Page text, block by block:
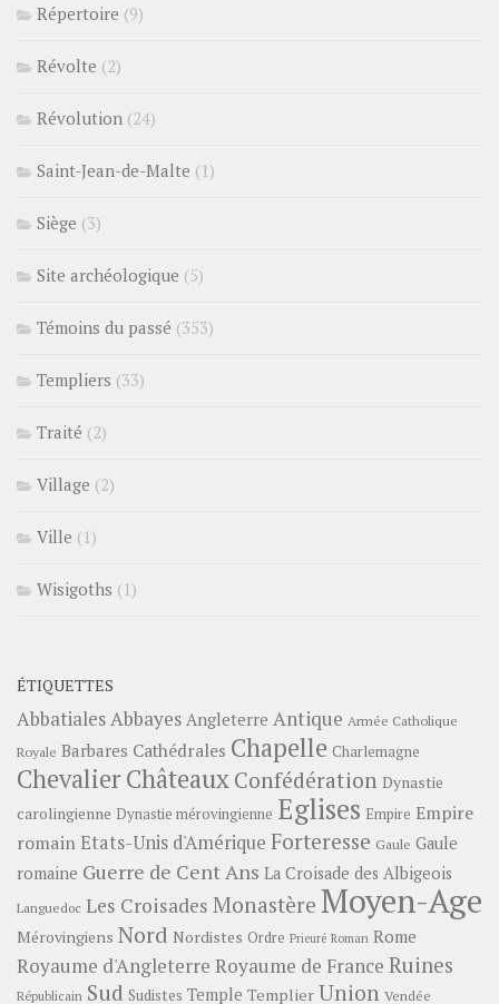
Répertoire (9)
Révolte (2)
Révolution (24)
Saint-Jean-de-Malte (1)
Siège (3)
Site archéologique (5)
Témoins du passé (353)
Templiers (33)
Traité (2)
Village (2)
Ville (1)
Wisigoths (1)
ÉTIQUETTES
AbbatialesAbbayes Angleterre Antique Armée Catholique
Royale Barbares Cathédrales Chapelle Charlemagne
ChevalierChâteauxConfédération Dynastie
carolingienne Dynastie mérovingienne Eglises Empire Empire
romainEtats-Unis d'Amérique Forteresse Gaule Gaule
romaine Guerre de Cent Ans La Croisade des Albigeois
Languedoc Les Croisades Monastère Moyen-Age
Mérovingiens Nord Nordistes Ordre Prieuré Roman Rome
Royaume d'Angleterre Royaume de France Ruines
Républicain Sud Sudistes Temple Templier Union Vendée